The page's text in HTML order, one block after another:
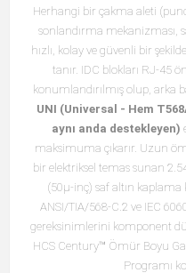
Herhangi bir çakma aleti
sonlandırma mekanizması,
hızlı, kolay ve güvenli bir
tanır. IDC blokları RJ-45
konumlandırılmış olup, arka
UNI (Universal - Hem
aynı anda destekleyen)
maksimuma çıkarır. Uzun
bir elektriksel temas sunan
(50μ-inç) saf altın
ANSI/TIA/568-C.2 ve IEC
gereksinimlerini komponent
HCS Century™ Ömür Boyu
Programı